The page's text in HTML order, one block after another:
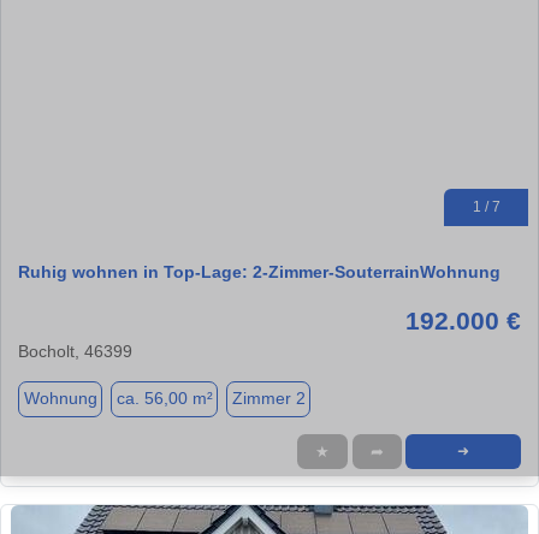
1 / 7
Ruhig wohnen in Top-Lage: 2-Zimmer-SouterrainWohnung
192.000 €
Bocholt, 46399
Wohnung ca. 56,00 m² Zimmer 2
★ ➦ ➜